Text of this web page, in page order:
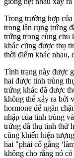
Trong trường hợp
trong lần rụng trứng
trứng trong cùng chu
khác cũng được thụ
thời điểm khác nhau,
Tình trạng này được
hai được tinh trùng
trứng khác đã được
không thể xảy ra bởi
hormone để ngăn
nhập của tinh trùng
trứng đã thụ tinh thứ
cũng khiến hiện
hai "phải cố gắng
không cho rằng nó